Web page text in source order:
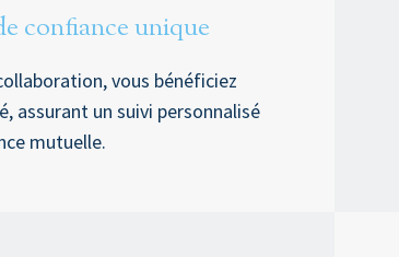
confiance unique
vous bénéficiez
assurant un suivi personnalisé
mutuelle.